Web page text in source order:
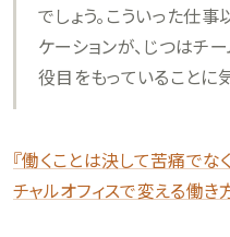
でしょう。こういった仕
ケーションが、じつはチ
役目をもっていることに
『働くことは決して苦痛でな
チャルオフィスで変える働き